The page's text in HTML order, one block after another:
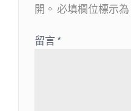
開。 必填欄位標示為
留言*